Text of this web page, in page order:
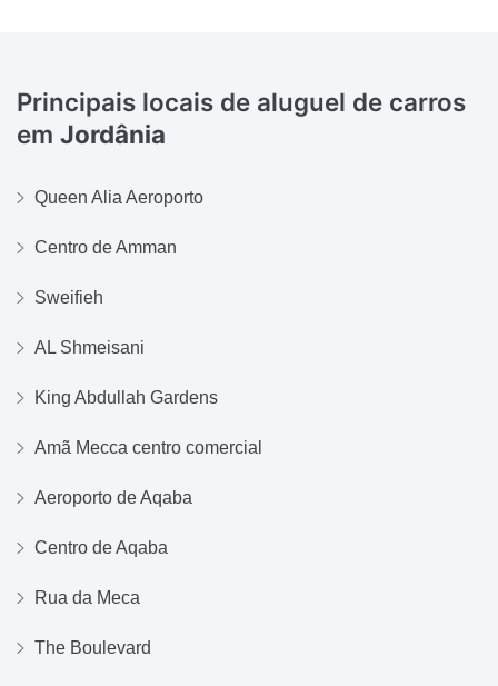
Principais locais de aluguel de carros
em Jordânia
Queen Alia Aeroporto
Centro de Amman
Sweifieh
AL Shmeisani
King Abdullah Gardens
Amã Mecca centro comercial
Aeroporto de Aqaba
Centro de Aqaba
Rua da Meca
The Boulevard